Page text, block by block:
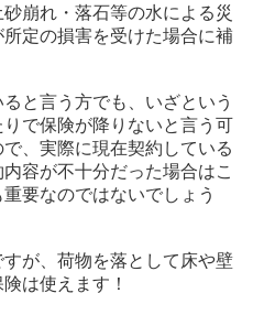
崩れ・落石等の水による災
定の損害を受けた場合に補
と言う方でも、いざという
で保険が降りないと言う可
、実際に現在契約している
容が不十分だった場合はこ
要なのではないでしょう
が、荷物を落として床や壁
は使えます！